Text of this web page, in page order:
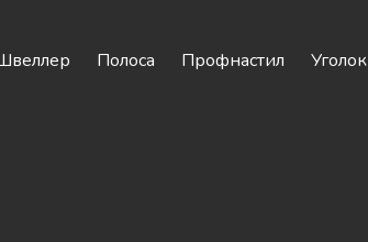
Полоса Профнастил Уголок